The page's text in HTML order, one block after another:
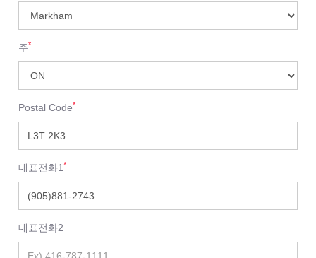
주*
Postal Code*
대표전화1 *
대표전화2